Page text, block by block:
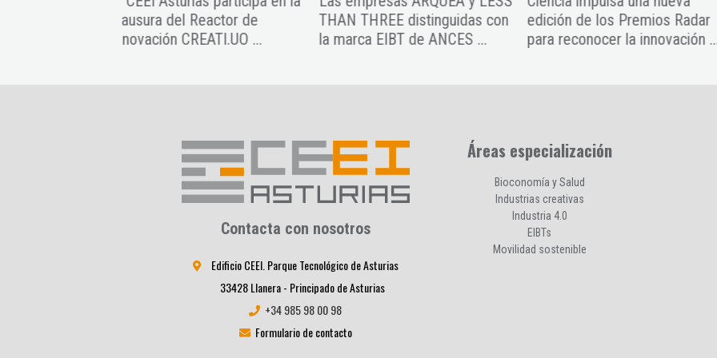
THAN THREE distinguidas con
la marca EIBT de ANCES ...
edición de los Premios Radar
para reconocer la innovación ...
cierre del proyecto
en Madrid
Contacta con nosotros
Edificio CEEI. Parque Tecnológico de Asturias
33428 Llanera - Principado de Asturias
+34 985 98 00 98
Formulario de contacto
Áreas especialización
Bioconomía y Salud
Industrias creativas
Industria 4.0
EIBTs
Movilidad sostenible